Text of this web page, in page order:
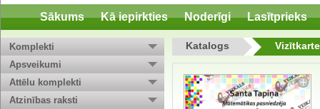
Sākums Kā iepirkties Noderīgi Lasītprieks
Komplekti
Apsveikumi
Attēlu komplekti
Atzinības raksti
Katalogs